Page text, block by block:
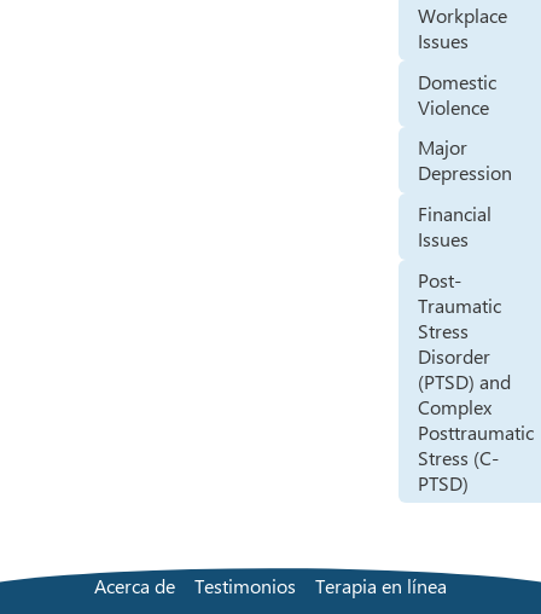
Workplace
Issues
Domestic
Violence
Major
Depression
Financial
Issues
Post-
Traumatic
Stress
Disorder
(PTSD) and
Complex
Posttraumatic
Stress (C-
PTSD)
Acerca de Testimonios
Terapia en línea